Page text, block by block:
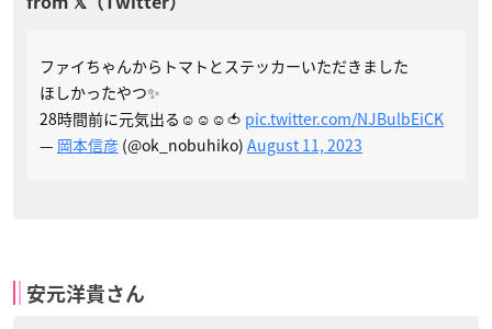
ファイちゃんからトマトとステッカーいただきました
ほしかったやつ✨
28時間前に元気出る☺️☺️☺️🍅 pic.twitter.com/NJBulbEiCK
— 岡本信彦 (@ok_nobuhiko) August 11, 2023
安元洋貴さん